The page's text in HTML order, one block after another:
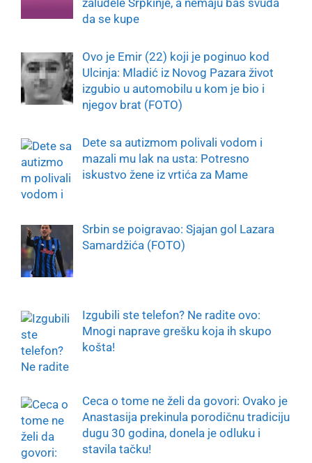
da se kupe
Ovo je Emir (22) koji je poginuo kod
Ulcinja: Mladić iz Novog Pazara život
izgubio u automobilu u kom je bio i
njegov brat (FOTO)
Dete sa autizmom polivali vodom i
mazali mu lak na usta: Potresno
iskustvo žene iz vrtića za Mame
Srbin se poigravao: Sjajan gol Lazara
Samardžića (FOTO)
Izgubili ste telefon? Ne radite ovo:
Mnogi naprave grešku koja ih skupo
košta!
Ceca o tome ne želi da govori: Ovako je
Anastasija prekinula porodičnu tradiciju
dugu 30 godina, donela je odluku i
stavila tačku!